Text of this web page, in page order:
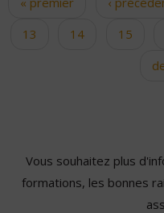
Pages
13
14 15
Vous souhaitez plus
formations, les bonnes